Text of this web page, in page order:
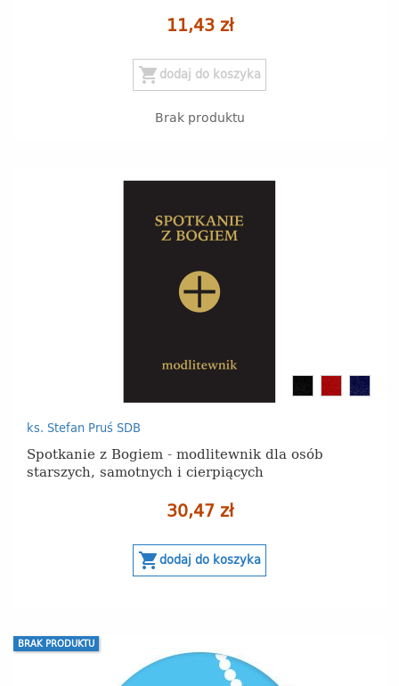
11,43 zł
shopping_cart dodaj do koszyka
Brak produktu
ks. Stefan Pruś SDB
Spotkanie z Bogiem - modlitewnik dla osób
starszych, samotnych i cierpiących
30,47 zł
shopping_cartdodaj do koszyka
BRAK PRODUKTU